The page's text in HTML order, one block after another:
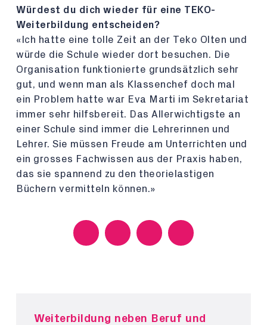
Würdest du dich wieder für eine TEKO-
Weiterbildung entscheiden?
«Ich hatte eine tolle Zeit an der Teko Olten und
würde die Schule wieder dort besuchen. Die
Organisation funktionierte grundsätzlich sehr
gut, und wenn man als Klassenchef doch mal
ein Problem hatte war Eva Marti im Sekretariat
immer sehr hilfsbereit. Das Allerwichtigste an
einer Schule sind immer die Lehrerinnen und
Lehrer. Sie müssen Freude am Unterrichten und
ein grosses Fachwissen aus der Praxis haben,
das sie spannend zu den theorielastigen
Büchern vermitteln können.»
Weiterbildung neben Beruf und